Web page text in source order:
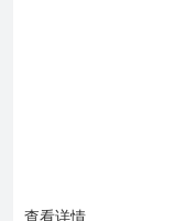
查看详情